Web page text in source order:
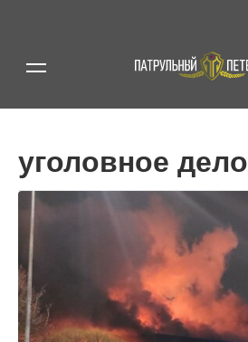
уголовное дело